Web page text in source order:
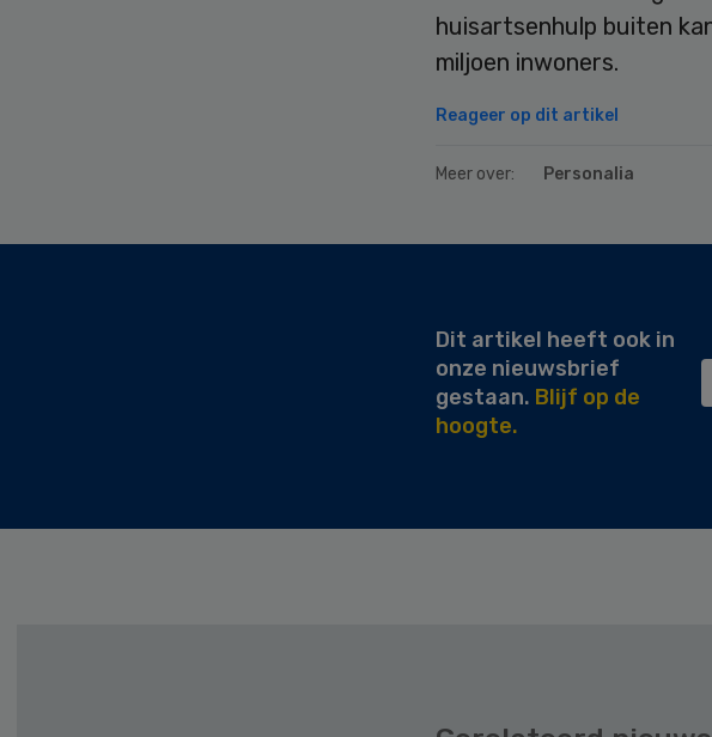
huisartsenhulp buiten
miljoen inwoners.
Reageer op dit artikel
Meer over: Personalia
Dit artikel heeft ook in
onze nieuwsbrief
gestaan. Blijf op de
hoogte.